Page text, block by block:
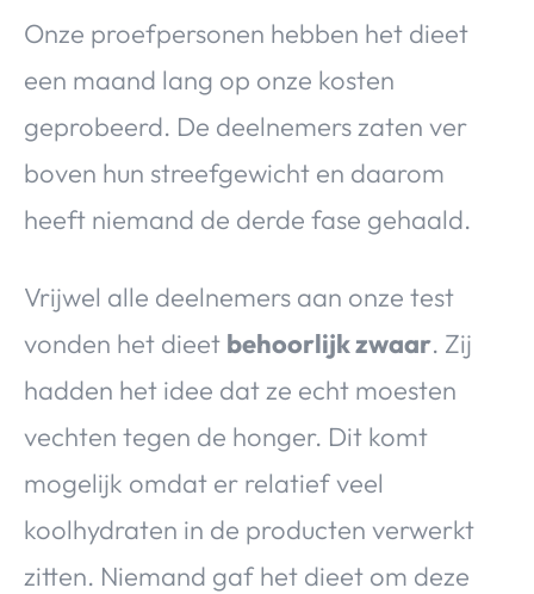
Onze proefpersonen hebben het dieet
een maand lang op onze kosten
geprobeerd. De deelnemers zaten ver
boven hun streefgewicht en daarom
heeft niemand de derde fase gehaald.
Vrijwel alle deelnemers aan onze test
vonden het dieet behoorlijk zwaar. Zij
hadden het idee dat ze echt moesten
vechten tegen de honger. Dit komt
mogelijk omdat er relatief veel
koolhydraten in de producten verwerkt
zitten. Niemand gaf het dieet om deze